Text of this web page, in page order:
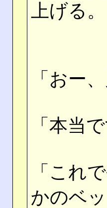
上げる。
「おー
「本当
「これ
かのベ